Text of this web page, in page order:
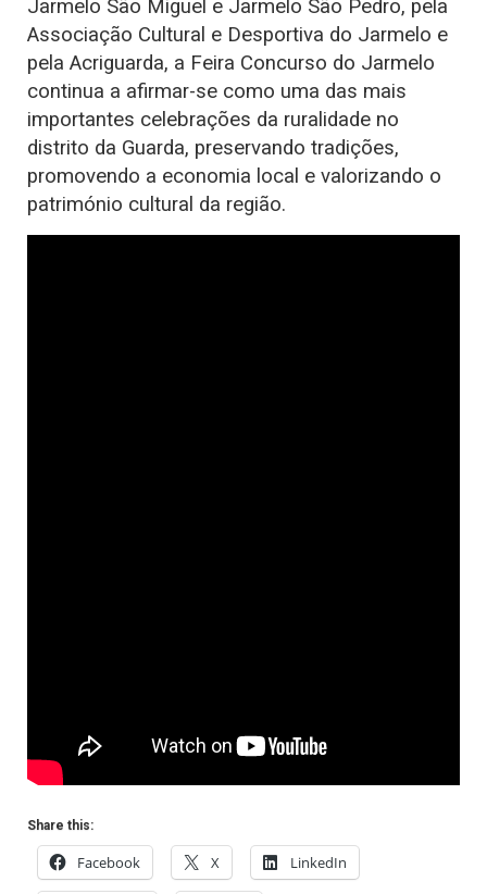
Jarmelo São Miguel e Jarmelo São Pedro, pela
Associação Cultural e Desportiva do Jarmelo e
pela Acriguarda, a Feira Concurso do Jarmelo
continua a afirmar-se como uma das mais
importantes celebrações da ruralidade no
distrito da Guarda, preservando tradições,
promovendo a economia local e valorizando o
património cultural da região.
Share this:
Facebook X LinkedIn